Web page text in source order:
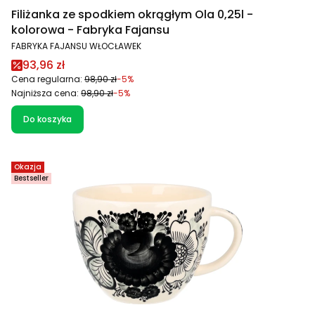
Filiżanka ze spodkiem okrągłym Ola 0,25l -
kolorowa - Fabryka Fajansu
PRODUCENT
FABRYKA FAJANSU WŁOCŁAWEK
Cena promocyjna
93,96 zł
Cena regularna: 98,90 zł-5%
Najniższa cena: 98,90 zł-5%
Do koszyka
Okazja
Bestseller